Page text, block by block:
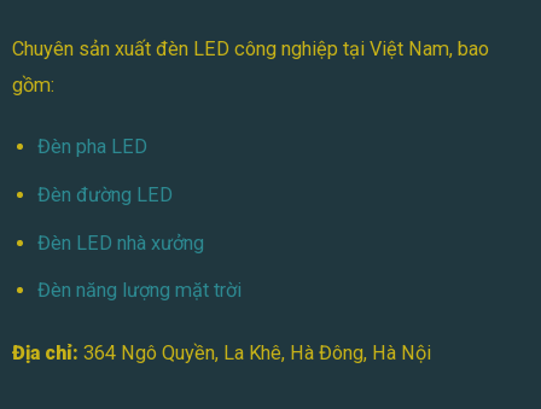
Chuyên sản xuất đèn LED công nghiệp tại Việt Nam, bao
gồm:
Đèn pha LED
Đèn đường LED
Đèn LED nhà xưởng
Đèn năng lượng mặt trời
Địa chỉ: 364 Ngô Quyền, La Khê, Hà Đông, Hà Nội